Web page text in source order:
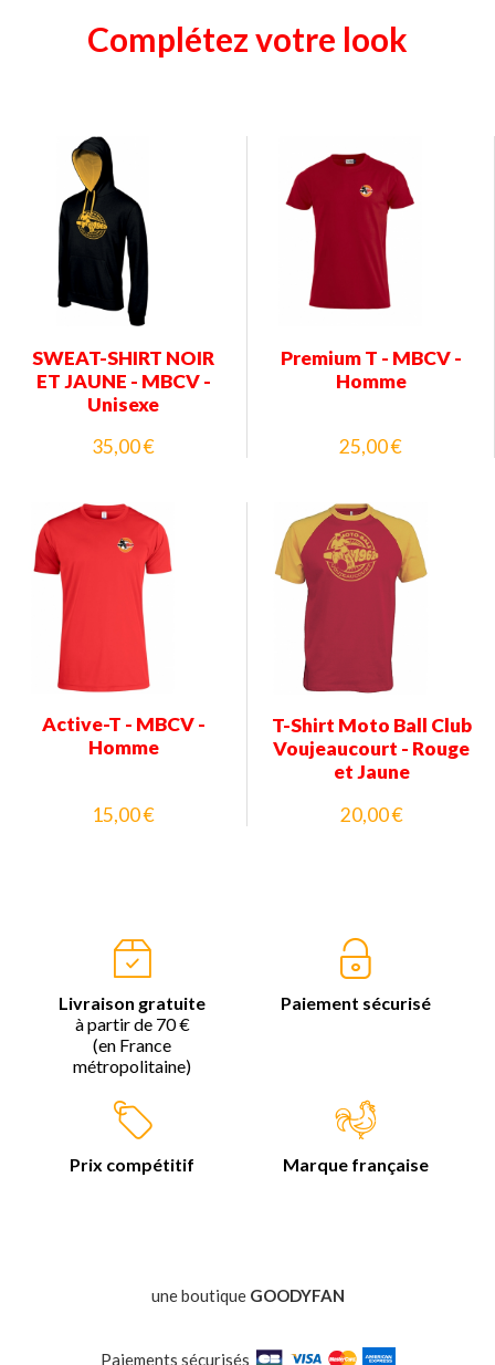
Complétez votre look
SWEAT-SHIRT NOIR
ET JAUNE - MBCV -
Unisexe
35,00 €
Premium T - MBCV -
Homme
25,00 €
Active-T - MBCV -
Homme
15,00 €
T-Shirt Moto Ball Club
Voujeaucourt - Rouge
et Jaune
20,00 €
Livraison gratuite
à partir de 70 €
(en France
métropolitaine)
Paiement sécurisé
Prix compétitif Marque française
une boutique GOODYFAN
Paiements sécurisés